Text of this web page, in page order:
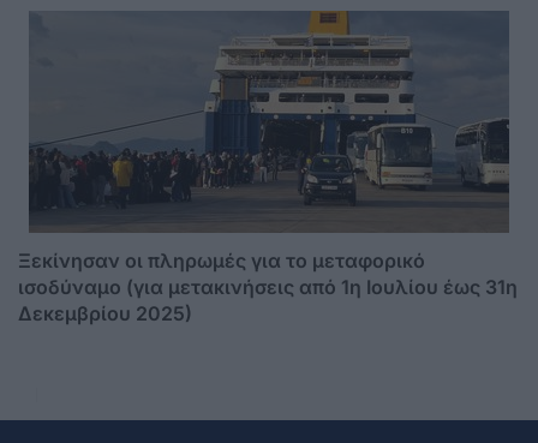
Ξεκίνησαν οι πληρωμές για το μεταφορικό
ισοδύναμο (για μετακινήσεις από 1η Ιουλίου έως 31η
Δεκεμβρίου 2025)